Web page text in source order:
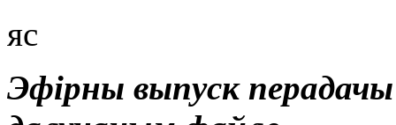
яс
Эфірны выпуск